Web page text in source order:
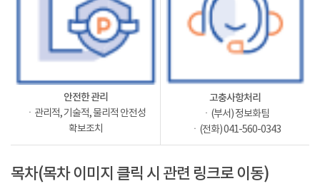
안전한 관리
ㆍ관리적, 기술적, 물리적 안전성
확보조치
고충사항처리
ㆍ(부서) 정보화팀
ㆍ(전화) 041-560-0343
목차(목차 이미지 클릭 시 관련 링크로 이동)